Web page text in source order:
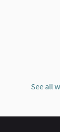
See all